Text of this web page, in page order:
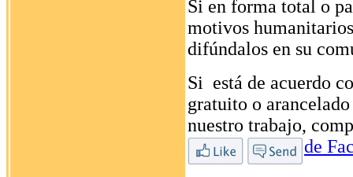
Si en forma total o
motivos
difúndalos en su
Si está de acuerdo
gratuito o
nuestro trabajo,
de